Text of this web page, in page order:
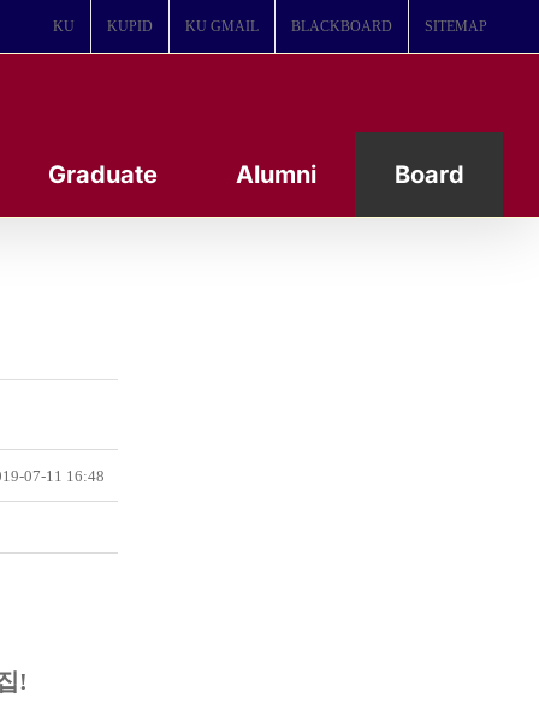
KU KUPID KU GMAIL BLACKBOARD SITEMAP
Graduate Alumni Board
07-11 16:48
!